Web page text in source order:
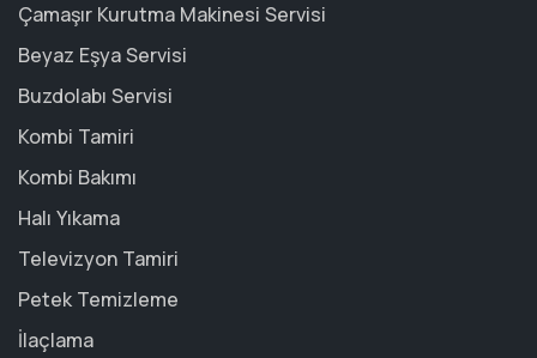
Çamaşır Kurutma Makinesi Servisi
Beyaz Eşya Servisi
Buzdolabı Servisi
Kombi Tamiri
Kombi Bakımı
Halı Yıkama
Televizyon Tamiri
Petek Temizleme
İlaçlama